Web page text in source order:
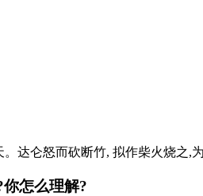
达仑怒而砍断竹, 拟作柴火烧之
怎么理解?